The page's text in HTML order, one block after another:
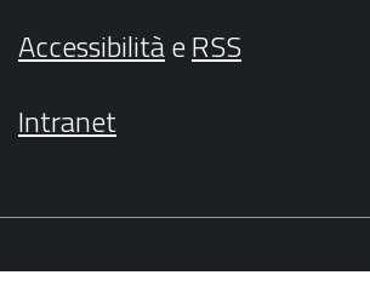
AccessibilitàeRSS
Intranet